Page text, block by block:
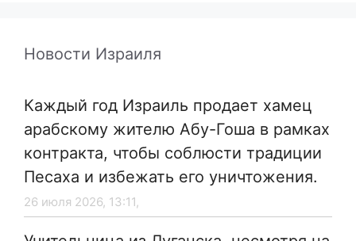
Новости Израиля
Каждый год Израиль продает хамец
арабскому жителю Абу-Гоша в рамках
контракта, чтобы соблюсти традиции
Песаха и избежать его уничтожения.
26 июля 2026, 13:11,